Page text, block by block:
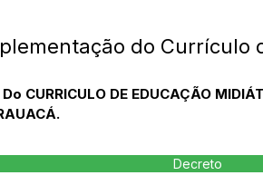
do Currículo
CURRICULO DE EDUCAÇÃO
Decreto